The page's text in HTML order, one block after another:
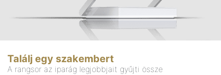
Találj egy szakembert
A rangsor az iparág legjobbjait gyűjti össze